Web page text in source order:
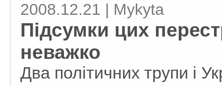
2008.12.21 | Mykyta
Підсумки цих
неважко
Два політичних трупи і